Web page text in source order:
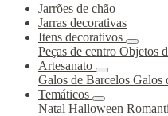
Jarrões de chão
Jarras decorativas
Itens decorativos
Peças de centro Objetos
Artesanato
Galos de Barcelos Galos
Temáticos
Natal Halloween